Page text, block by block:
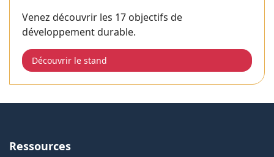
Venez découvrir les 17 objectifs de
développement durable.
Découvrir le stand
Ressources